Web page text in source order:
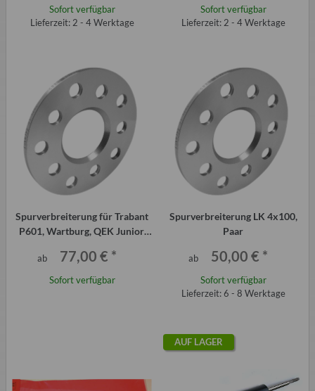
Sofort verfügbar
Lieferzeit: 2 - 4 Werktage
Sofort verfügbar
Lieferzeit: 2 - 4 Werktage
Spurverbreiterung für Trabant
P601, Wartburg, QEK Junior,
ab 77,00 € *
Sofort verfügbar
Spurverbreiterung LK 4x100,
Paar
ab 50,00 € *
Sofort verfügbar
Lieferzeit: 6 - 8 Werktage
AUF LAGER